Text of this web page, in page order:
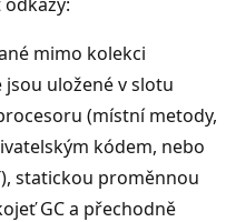
mimo kolekci
jsou uložené v slotu
(místní metody,
kódem, nebo
statickou proměnnou
GC a přechodně